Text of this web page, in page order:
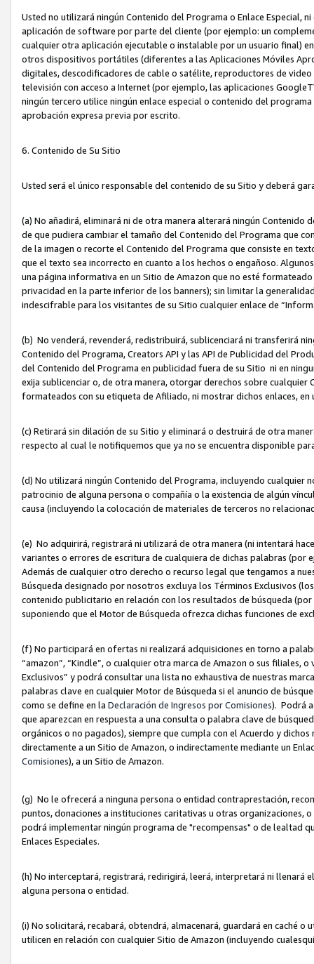
Usted no utilizará ningún Contenido del Programa o Enlace Especial,
aplicación de software por parte del cliente (por ejemplo: un
cualquier otra aplicación ejecutable o instalable por un usuario final)
otros dispositivos portátiles (diferentes a las Aplicaciones Móviles
digitales, descodificadores de cable o satélite, reproductores de
televisión con acceso a Internet (por ejemplo, las aplicaciones
ningún tercero utilice ningún enlace especial o contenido del
aprobación expresa previa por escrito.
6. Contenido de Su Sitio
Usted será el único responsable del contenido de su Sitio y deberá
(a) No añadirá, eliminará ni de otra manera alterará ningún
de que pudiera cambiar el tamaño del Contenido del Programa que
de la imagen o recorte el Contenido del Programa que consiste en
que el texto sea incorrecto en cuanto a los hechos o engañoso.
una página informativa en un Sitio de Amazon que no esté
privacidad en la parte inferior de los banners); sin limitar la
indescifrable para los visitantes de su Sitio cualquier enlace de
(b) No venderá, revenderá, redistribuirá, sublicenciará ni transferirá
Contenido del Programa, Creators API y las API de Publicidad del
del Contenido del Programa en publicidad fuera de su Sitio ni en
exija sublicenciar o, de otra manera, otorgar derechos sobre
formateados con su etiqueta de Afiliado, ni mostrar dichos enlaces,
(c) Retirará sin dilación de su Sitio y eliminará o destruirá de otra
respecto al cual le notifiquemos que ya no se encuentra disponible
(d) No utilizará ningún Contenido del Programa, incluyendo cualquier
patrocinio de alguna persona o compañía o la existencia de algún
causa (incluyendo la colocación de materiales de terceros no
(e) No adquirirá, registrará ni utilizará de otra manera (ni intentará
variantes o errores de escritura de cualquiera de dichas palabras (por
Además de cualquier otro derecho o recurso legal que tengamos a
Búsqueda designado por nosotros excluya los Términos Exclusivos
contenido publicitario en relación con los resultados de búsqueda
suponiendo que el Motor de Búsqueda ofrezca dichas funciones de
(f) No participará en ofertas ni realizará adquisiciones en torno a
“amazon”, “Kindle”, o cualquier otra marca de Amazon o sus filiales,
Exclusivos” y podrá consultar una lista no exhaustiva de nuestras
palabras clave en cualquier Motor de Búsqueda si el anuncio de
como se define en la Declaración de Ingresos por Comisiones). Podrá
que aparezcan en respuesta a una consulta o palabra clave de
orgánicos o no pagados), siempre que cumpla con el Acuerdo y
directamente a un Sitio de Amazon, o indirectamente mediante un
Comisiones), a un Sitio de Amazon.
(g) No le ofrecerá a ninguna persona o entidad contraprestación,
puntos, donaciones a instituciones caritativas u otras organizaciones,
podrá implementar ningún programa de "recompensas" o de lealtad
Enlaces Especiales.
(h) No interceptará, registrará, redirigirá, leerá, interpretará ni
alguna persona o entidad.
(i) No solicitará, recabará, obtendrá, almacenará, guardará en caché
utilicen en relación con cualquier Sitio de Amazon (incluyendo